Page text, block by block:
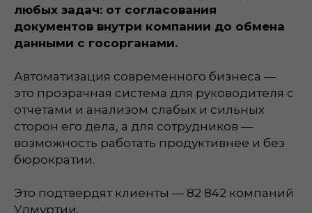
любых задач: от согласования
документов внутри компании до обмена
данными с госорганами.
Автоматизация современного бизнеса —
это прозрачная система для руководителя с
отчетами и анализом слабых и сильных
сторон его дела, а для сотрудников —
возможность работать продуктивнее и без
бюрократии.
Это подтвердят клиенты — 82 842 компаний
Удмуртии.